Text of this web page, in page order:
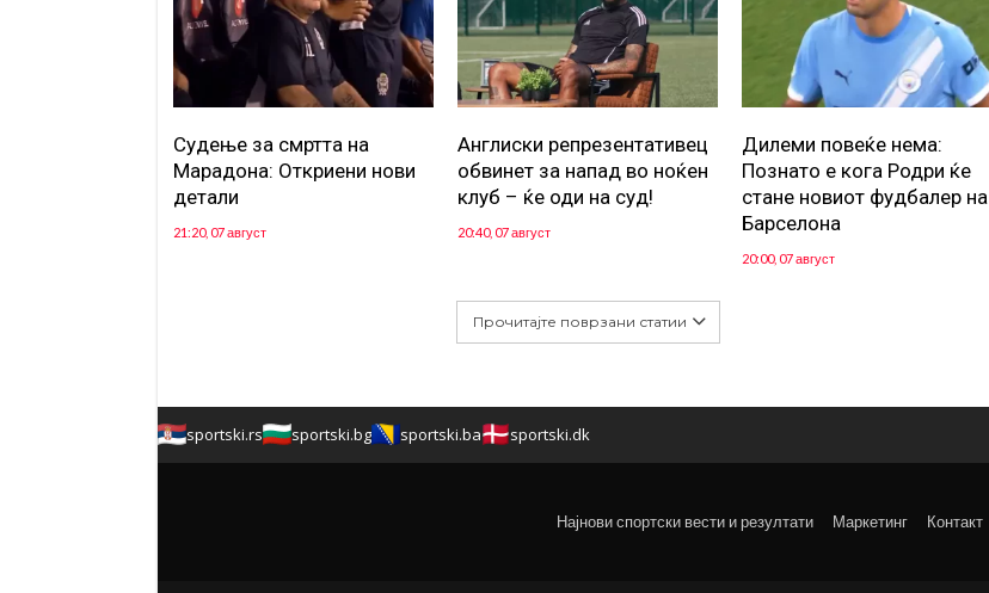
Судење за смртта на
Марадона: Откриени нови
детали
21:20, 07 август
Англиски репрезентативец
обвинет за напад во ноќен
клуб – ќе оди на суд!
20:40, 07 август
Дилеми повеќе нема:
Познато е кога Родри ќе
стане новиот фудбалер на
Барселона
20:00, 07 август
Прочитајте поврзани статии
sportski.rs sportski.bg sportski.ba sportski.dk
Најнови спортски вести и резултати Маркетинг Контакт